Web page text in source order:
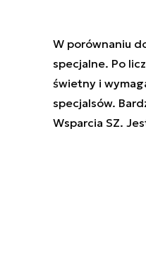
W porównaniu
specjalne. Po
świetny i
specjalsów.
Wsparcia SZ.